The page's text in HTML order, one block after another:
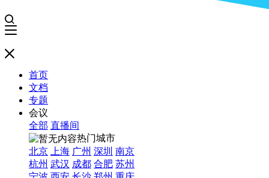
首页
文档
专题
会议
全部 直播间
热门城市
北京
上海 广州 深圳 南京
杭州 武汉 成都 合肥 苏州